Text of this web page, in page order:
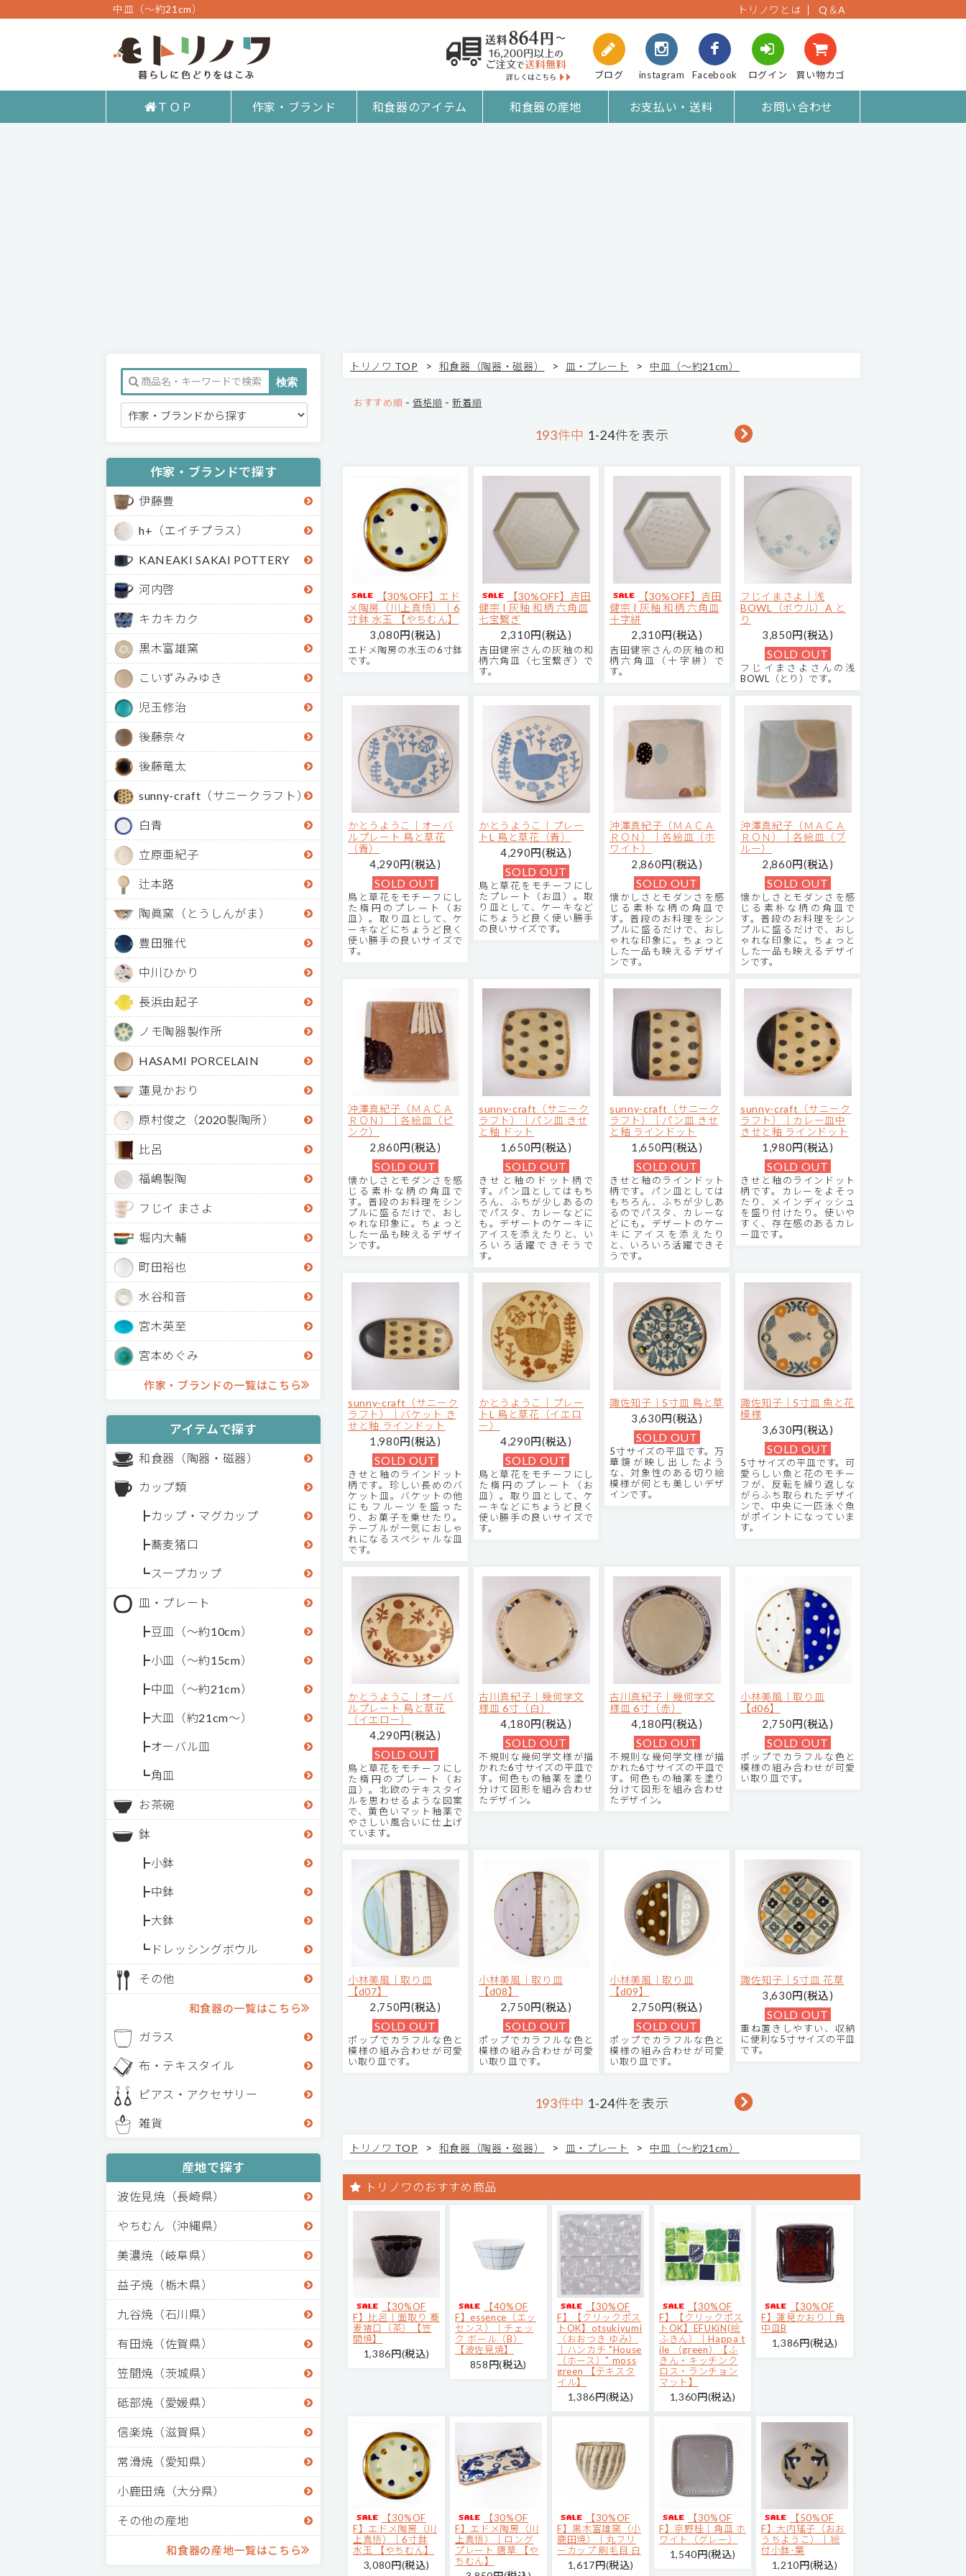
中皿（～約21cm） トリノワとは Q＆A
ブログ instagram Facebook ログイン 買い物カゴ
ＴＯＰ 作家・ブランド 和食器のアイテム 和食器の産地 お支払い・送料 お問い合わせ
作家・ブランドで探す
伊藤豊
h+（エイチプラス）
KANEAKI SAKAI POTTERY
河内啓
キカキカク
黒木富雄窯
こいずみみゆき
児玉修治
後藤奈々
後藤竜太
sunny-craft（サニークラフト）
白青
立原亜紀子
辻本路
陶眞窯（とうしんがま）
豊田雅代
中川ひかり
長浜由起子
ノモ陶器製作所
HASAMI PORCELAIN
蓮見かおり
原村俊之（2020製陶所）
比呂
福嶋製陶
フじイ まさよ
堀内大輔
町田裕也
水谷和音
宮木英至
宮本めぐみ
作家・ブランドの一覧はこちら
アイテムで探す
和食器（陶器・磁器）
カップ類
カップ・マグカップ
蕎麦猪口
スープカップ
皿・プレート
豆皿（～約10cm）
小皿（～約15cm）
中皿（～約21cm）
大皿（約21cm～）
オーバル皿
角皿
お茶碗
鉢
小鉢
中鉢
大鉢
ドレッシングボウル
その他
和食器の一覧はこちら
ガラス
布・テキスタイル
ピアス・アクセサリー
雑貨
産地で探す
波佐見焼（長崎県）
やちむん（沖縄県）
美濃焼（岐阜県）
益子焼（栃木県）
九谷焼（石川県）
有田焼（佐賀県）
笠間焼（茨城県）
砥部焼（愛媛県）
信楽焼（滋賀県）
常滑焼（愛知県）
小鹿田焼（大分県）
その他の産地
和食器の産地一覧はこちら
トリノワ TOP > 和食器（陶器・磁器） > 皿・プレート > 中皿（～約21cm）
おすすめ順 -価格順 -新着順
193件中 1-24件を表示
【30%OFF】エド
メ陶房（川上真悟）｜6
寸鉢 水玉 【やちむん】
3,080円(税込)
エドメ陶房の水玉の6寸鉢
です。
【30%OFF】吉田
健宗 | 灰釉 和柄 六角皿
七宝繋ぎ
2,310円(税込)
吉田健宗さんの灰釉の和
柄六角皿（七宝繋ぎ）で
す。
【30%OFF】吉田
健宗 | 灰釉 和柄 六角皿
十字絣
2,310円(税込)
吉田健宗さんの灰釉の和
柄六角皿（十字絣）で
す。
フじイまさよ｜浅
BOWL（ボウル）A と
り
3,850円(税込)
SOLD OUT
フじイまさよさんの浅
BOWL（とり）です。
かとうようこ｜オーバ
ルプレート 鳥と草花
（青）
4,290円(税込)
SOLD OUT
鳥と草花をモチーフにし
た楕円のプレート（お
皿）。取り皿として、ケ
ーキなどにちょうど良く
使い勝手の良いサイズで
す。
かとうようこ｜プレー
トL 鳥と草花（青）
4,290円(税込)
SOLD OUT
鳥と草花をモチーフにし
たプレート（お皿）。取
り皿として、ケーキなど
にちょうど良く使い勝手
の良いサイズです。
沖澤真紀子（ＭＡＣＡ
ＲＯＮ）｜各絵皿（ホ
ワイト）
2,860円(税込)
SOLD OUT
懐かしさとモダンさを感
じる素朴な柄の角皿で
す。普段のお料理をシン
プルに盛るだけで、おし
ゃれな印象に。ちょっと
した一品も映えるデザイ
ンです。
沖澤真紀子（ＭＡＣＡ
ＲＯＮ）｜各絵皿（ブ
ルー）
2,860円(税込)
SOLD OUT
懐かしさとモダンさを感
じる素朴な柄の角皿で
す。普段のお料理をシン
プルに盛るだけで、おし
ゃれな印象に。ちょっと
した一品も映えるデザイ
ンです。
沖澤真紀子（ＭＡＣＡ
ＲＯＮ）｜各絵皿（ピ
ンク）
2,860円(税込)
SOLD OUT
懐かしさとモダンさを感
じる素朴な柄の角皿で
す。普段のお料理をシン
プルに盛るだけで、おし
ゃれな印象に。ちょっと
した一品も映えるデザイ
ンです。
sunny-craft（サニーク
ラフト）｜パン皿 きせ
と釉 ドット
1,650円(税込)
SOLD OUT
きせと釉のドット柄で
す。パン皿としてはもち
ろん、ふちが少しあるの
でパスタ、カレーなどに
も。デザートのケーキに
アイスを添えたりと、い
ろいろ活躍できそうで
す。
sunny-craft（サニーク
ラフト）｜パン皿 きせ
と釉 ラインドット
1,650円(税込)
SOLD OUT
きせと釉のラインドット
柄です。パン皿としては
もちろん、ふちが少しあ
るのでパスタ、カレーな
どにも。デザートのケー
キにアイスを添えたり
と、いろいろ活躍できそ
うです。
sunny-craft（サニーク
ラフト）｜カレー皿中
きせと釉 ラインドット
1,980円(税込)
SOLD OUT
きせと釉のラインドット
柄です。カレーをよそっ
たり、メインディッシュ
を盛り付けたり。使いや
すく、存在感のあるカレ
ー皿です。
sunny-craft（サニーク
ラフト）｜バケット き
せと釉 ラインドット
1,980円(税込)
SOLD OUT
きせと釉のラインドット
柄です。珍しい長めのバ
ケット皿。バケットの他
にもフルーツを盛った
り、お菓子を乗せたり。
テーブルが一気におしゃ
れになるスペシャルな皿
です。
かとうようこ｜プレー
トL 鳥と草花（イエロ
ー）
4,290円(税込)
SOLD OUT
鳥と草花をモチーフにし
た楕円のプレート（お
皿）。取り皿として、ケ
ーキなどにちょうど良く
使い勝手の良いサイズで
す。
諏佐知子｜5寸皿 鳥と草
3,630円(税込)
SOLD OUT
5寸サイズの平皿です。万
華鏡が映し出したよう
な、対象性のある切り絵
模様が何とも美しいデザ
インです。
諏佐知子｜5寸皿 魚と花
模様
3,630円(税込)
SOLD OUT
5寸サイズの平皿です。可
愛らしい魚と花のモチー
フが、反転を繰り返しな
がらふち取られたデザイ
ンで、中央に一匹泳ぐ魚
がポイントになっていま
す。
かとうようこ｜オーバ
ルプレート 鳥と草花
（イエロー）
4,290円(税込)
SOLD OUT
鳥と草花をモチーフにし
た楕円のプレート（お
皿）。北欧のテキスタイ
ルを思わせるような図案
で、黄色いマット釉薬で
やさしい風合いに仕上げ
ています。
古川真紀子｜幾何学文
様皿 6寸（白）
4,180円(税込)
SOLD OUT
不規則な幾何学文様が描
かれた6寸サイズの平皿で
す。何色もの釉薬を塗り
分けて図形を組み合わせ
たデザイン。
古川真紀子｜幾何学文
様皿 6寸（赤）
4,180円(税込)
SOLD OUT
不規則な幾何学文様が描
かれた6寸サイズの平皿で
す。何色もの釉薬を塗り
分けて図形を組み合わせ
たデザイン。
小林美風｜取り皿
【d06】
2,750円(税込)
SOLD OUT
ポップでカラフルな色と
模様の組み合わせが可愛
い取り皿です。
小林美風｜取り皿
【d07】
2,750円(税込)
SOLD OUT
ポップでカラフルな色と
模様の組み合わせが可愛
い取り皿です。
小林美風｜取り皿
【d08】
2,750円(税込)
SOLD OUT
ポップでカラフルな色と
模様の組み合わせが可愛
い取り皿です。
小林美風｜取り皿
【d09】
2,750円(税込)
SOLD OUT
ポップでカラフルな色と
模様の組み合わせが可愛
い取り皿です。
諏佐知子｜5寸皿 花草
3,630円(税込)
SOLD OUT
重ね置きしやすい、収納
に便利な5寸サイズの平皿
です。
193件中 1-24件を表示
トリノワ TOP > 和食器（陶器・磁器） > 皿・プレート > 中皿（～約21cm）
トリノワのおすすめ商品
【30%OF
F】比呂｜面取り 蕎
麦猪口（茶）【笠
間焼】
1,386円(税込)
【40%OF
F】essence（エッ
センス）｜チェッ
ク ボール（B）
【波佐見焼】
858円(税込)
【30%OF
F】【クリックポス
トOK】otsukiyumi
（おおつき ゆみ）
｜ハンカチ "House
（ホース）" moss
green 【テキスタ
イル】
1,386円(税込)
【30%OF
F】【クリックポス
トOK】EFUKiN(絵
ふきん）｜Happa t
ile （green）【ふ
きん・キッチンク
ロス・ランチョン
マット】
1,360円(税込)
【30%OF
F】蓮見かおり｜角
中皿B
1,386円(税込)
【30%OF
F】エドメ陶房（川
上真悟）｜6寸鉢
水玉 【やちむん】
3,080円(税込)
【30%OF
F】エドメ陶房（川
上真悟）｜ロング
プレート 唐草 【や
ちむん】
【30%OF
F】黒木富雄窯（小
鹿田焼）｜丸フリ
ーカップ 刷毛目 白
1,617円(税込)
【30%OF
F】京野桂｜角皿 ホ
ワイト（グレー）
1,540円(税込)
【50%OF
F】大内瑤子（おお
うちようこ）｜絵
付小鉢-葉
1,210円(税込)